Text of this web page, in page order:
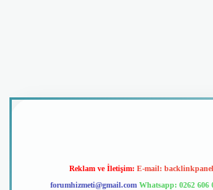
Reklam ve İletişim: E-mail:
forumhizmeti@gmail.com Whatsapp: 0262 606